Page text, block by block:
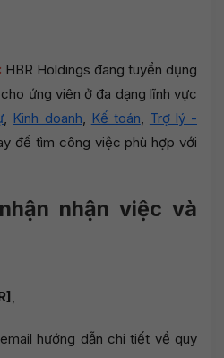
HBR Holdings đang tuyển dụng
ứng viên ở đa dạng lĩnh vực
Kinh doanh Kế toán
Trợ lý -
để tìm công việc phù hợp với
nhận việc và
hướng dẫn chi tiết về quy